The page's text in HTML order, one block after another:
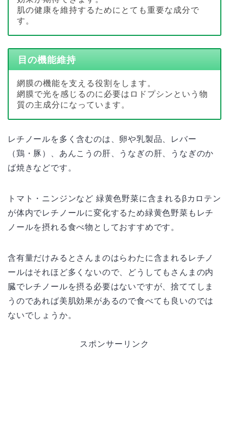
肌の健康を維持するためにとても重要な成分で
す。
目の機能維持
網膜の機能を支える役割をします。
網膜で光を感じるのに必要はロドプシンという物
質の主成分になっています。
レチノールを多く含むのは、卵や乳製品、レバー
（鶏・豚）、あんこうの肝、うなぎの肝、うなぎのか
ば焼きなどです。
トマト・ニンジンなど 緑黄色野菜に含まれるβカロテン
が体内でレチノールに変化するため緑黄色野菜もレチ
ノールを摂れる食べ物としておすすめです。
含有量だけみるとさんまのはらわたに含まれるレチノ
ールはそれほど多くないので、どうしてもさんまの内
臓でレチノールを摂る必要はないですが、捨ててしま
うのであれば美肌効果があるので食べても良いのでは
ないでしょうか。
スポンサーリンク